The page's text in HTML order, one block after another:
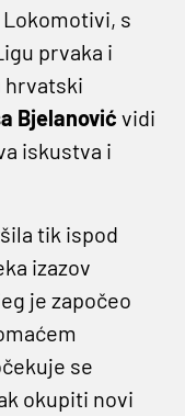
s
prvaka i
hrvatski
Bjelanović vidi
iskustva i
tik ispod
izazov
je započeo
se
okupiti novi